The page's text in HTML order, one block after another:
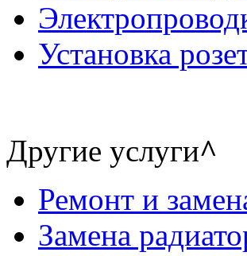
Установка
Другие услуги^
Ремонт и
Замена